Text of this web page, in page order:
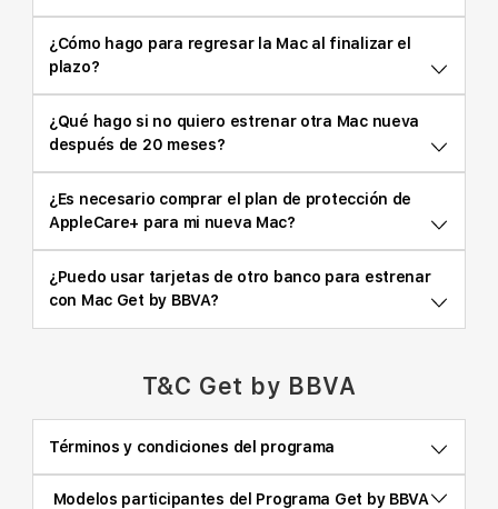
¿Cómo hago para regresar la Mac al finalizar el
plazo?
¿Qué hago si no quiero estrenar otra Mac nueva
después de 20 meses?
¿Es necesario comprar el plan de protección de
AppleCare+ para mi nueva Mac?
¿Puedo usar tarjetas de otro banco para estrenar
con Mac Get by BBVA?
T&C Get by BBVA
Términos y condiciones del programa
Modelos participantes del Programa Get by BBVA